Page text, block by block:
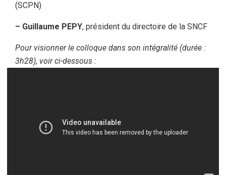
(SCPN)
– Guillaume PEPY, président du directoire de la SNCF
Pour visionner le colloque dans son intégralité (durée :
3h28), voir ci-dessous :